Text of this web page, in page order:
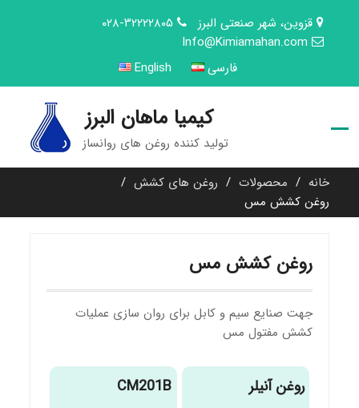
content
قزوین، شهر صنعتی البرز
۰۲۸-۳۲۲۲۲۸۰۵
Info@Kimiamahan.com
فارسی
English
کیمیا ماهان البرز
تولید کننده روغن های روانساز
خانه محصولات
روغن های کشش
روغن کشش مس
روغن کشش مس
جهت صنایع سیم و کابل برای روان سازی عملیات
کشش مفتول مس
CM201B روغن آنیلر